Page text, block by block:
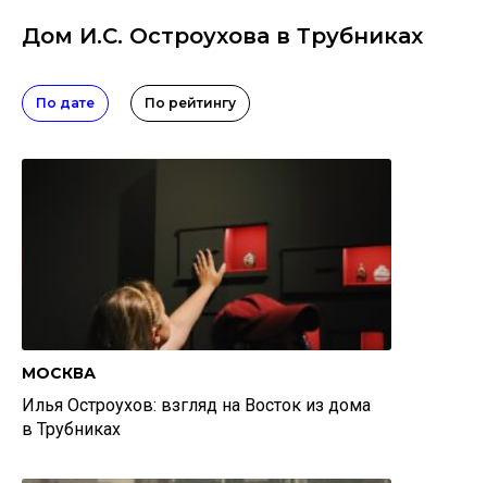
Дом И.С. Остроухова в Трубниках
По дате По рейтингу
МОСКВА
Илья Остроухов: взгляд на Восток из дома
в Трубниках